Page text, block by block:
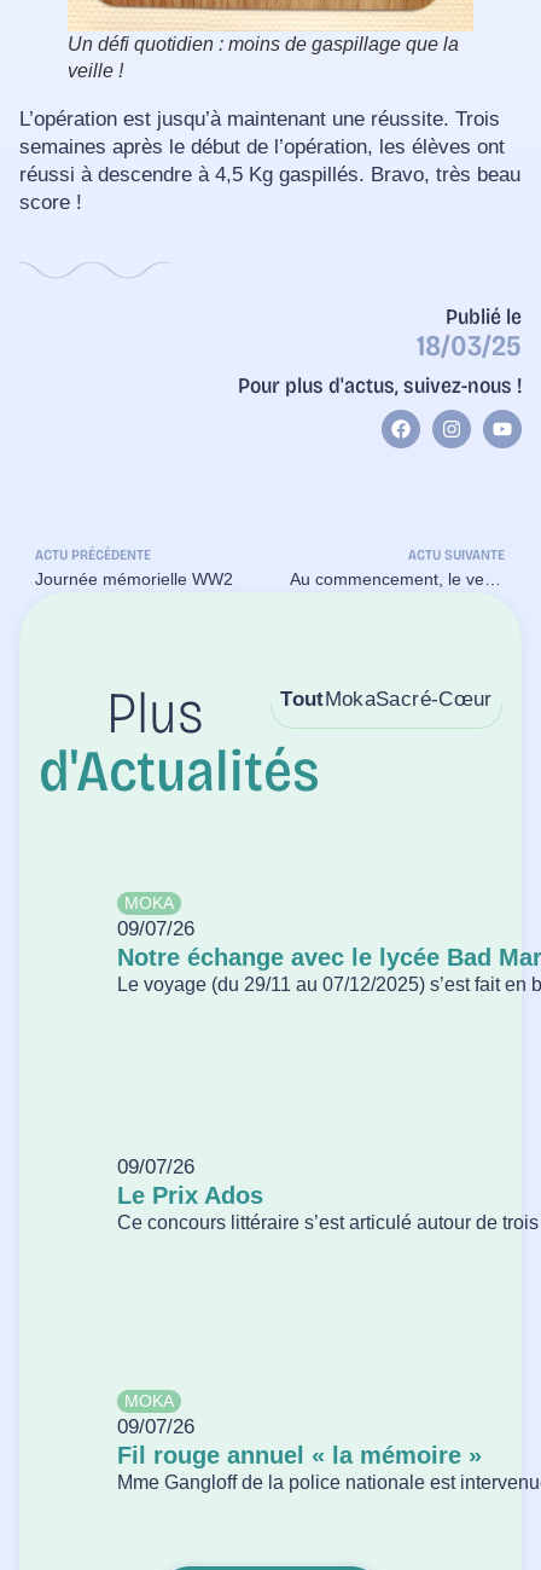
Publié le
18/03/25
Pour plus d'actus, suivez-nous !
Un défi quotidien : moins de gaspillage que la
veille !
L’opération est jusqu’à maintenant une réussite. Trois
semaines après le début de l’opération, les élèves ont
réussi à descendre à 4,5 Kg gaspillés. Bravo, très beau
score !
ACTU PRÉCÉDENTE
Journée mémorielle WW2
ACTU SUIVANTE
Au commencement, le vert était dans la pomme !
Plus
d'Actualités
MokaSacré-Cœur
Tout
MOKA
09/07/26
Notre échange avec le lycée Bad
Le voyage (du 29/11 au 07/12/2025) s’est fait en
09/07/26
Le Prix Ados
Ce concours littéraire s’est articulé autour de
MOKA
09/07/26
Fil rouge annuel « la mémoire »
Mme Gangloff de la police nationale est